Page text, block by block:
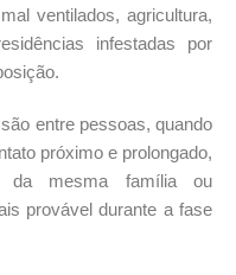
ventilados, agricultura,
infestadas por
entre pessoas, quando
próximo e prolongado,
da mesma família ou
provável durante a fase